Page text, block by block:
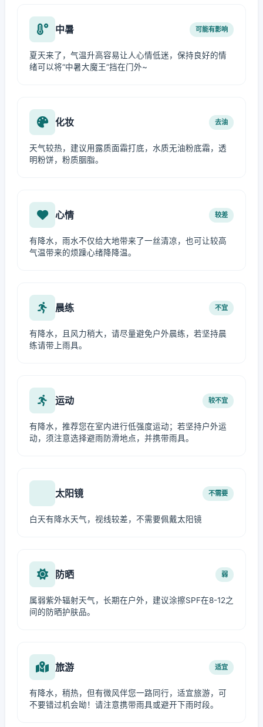
中暑 可能有影响
夏天来了，气温升高容易让人心情低迷，保持良好的情
绪可以将“中暑大魔王”挡在门外~
化妆 去油
天气较热，建议用露质面霜打底，水质无油粉底霜，透
明粉饼，粉质胭脂。
心情 较差
有降水，雨水不仅给大地带来了一丝清凉，也可让较高
气温带来的烦躁心绪降降温。
晨练 不宜
有降水，且风力稍大，请尽量避免户外晨练，若坚持晨
练请带上雨具。
运动 较不宜
有降水，推荐您在室内进行低强度运动；若坚持户外运
动，须注意选择避雨防滑地点，并携带雨具。
太阳镜 不需要
白天有降水天气，视线较差，不需要佩戴太阳镜
防晒 弱
属弱紫外辐射天气，长期在户外，建议涂擦SPF在8-12之
间的防晒护肤品。
旅游 适宜
有降水，稍热，但有微风伴您一路同行，适宜旅游，可
不要错过机会呦！请注意携带雨具或避开下雨时段。